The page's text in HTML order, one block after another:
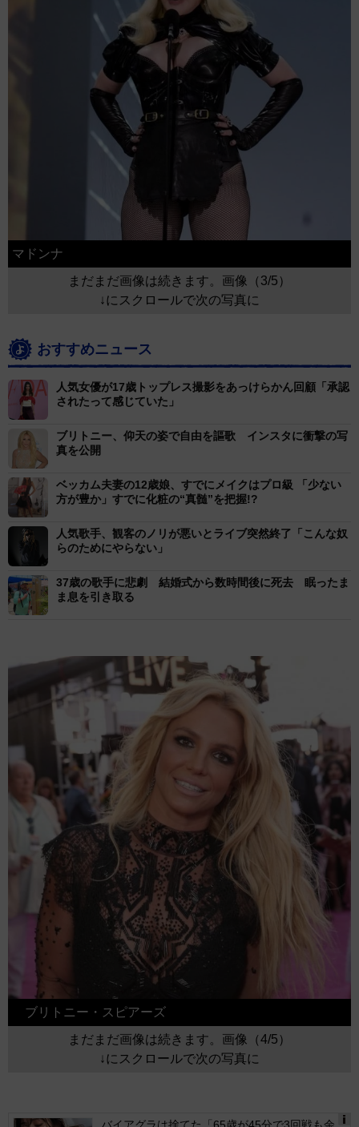
マドンナ
まだまだ画像は続きます。画像（3/5）
↓にスクロールで次の写真に
おすすめニュース
人気女優が17歳トップレス撮影をあっけらかん回顧「承認
されたって感じていた」
ブリトニー、仰天の姿で自由を謳歌 インスタに衝撃の写
真を公開
ベッカム夫妻の12歳娘、すでにメイクはプロ級 「少ない
方が豊か」すでに化粧の“真髄”を把握!?
人気歌手、観客のノリが悪いとライブ突然終了「こんな奴
らのためにやらない」
37歳の歌手に悲劇 結婚式から数時間後に死去 眠ったま
ま息を引き取る
ブリトニー・スピアーズ
まだまだ画像は続きます。画像（4/5）
↓にスクロールで次の写真に
バイアグラは捨てた「65歳が45分で3回戦も余